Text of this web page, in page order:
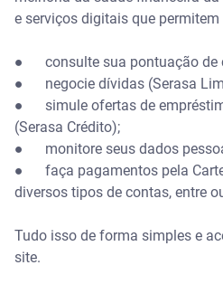
A Serasa cobra por consulta?
O que acontece se o nome
A Serasa tem WhatsApp?
e serviços digitais que
● consulte sua pontuação de
● negocie dívidas (Serasa
● simule ofertas de
(Serasa Crédito);
● monitore seus dados
● faça pagamentos pela
diversos tipos de contas, entre
Tudo isso de forma simples e
site.